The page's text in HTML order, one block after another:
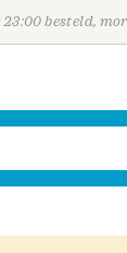
besteld,